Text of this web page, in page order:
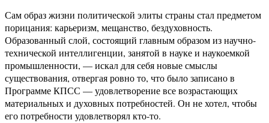
Сам образ жизни политической элиты страны стал предметом
порицания: карьеризм, мещанство, бездуховность.
Образованный слой, состоящий главным образом из научно-
технической интеллигенции, занятой в науке и наукоемкой
промышленности, — искал для себя новые смыслы
существования, отвергая ровно то, что было записано в
Программе КПСС — удовлетворение все возрастающих
материальных и духовных потребностей. Он не хотел, чтобы
его потребности удовлетворял кто-то.